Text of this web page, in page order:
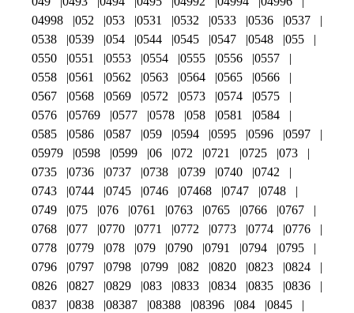
04998
052 053 0531 0532 0533 0536
0537
0538
0539 054 0544 0545 0547 0548
055
0550
0551 0553 0554 0555 0556
0557
0558
0561 0562 0563 0564 0565
0566
0567
0568 0569 0572 0573 0574
0575
0576
05769 0577 0578 058 0581
0584
0585
0586 0587 059 0594 0595 0596
0597
05979
0598 0599 06 072 0721 0725
073
0735
0736 0737 0738 0739 0740
0742
0743
0744 0745 0746 07468 0747
0748
0749
075 076 0761 0763 0765 0766
0767
0768
077 0770 0771 0772 0773 0774
0776
0778
0779 078 079 0790 0791 0794
0795
0796
0797 0798 0799 082 0820 0823
0824
0826
0827 0829 083 0833 0834 0835
0836
0837
0838 08387 08388 08396 084
0845